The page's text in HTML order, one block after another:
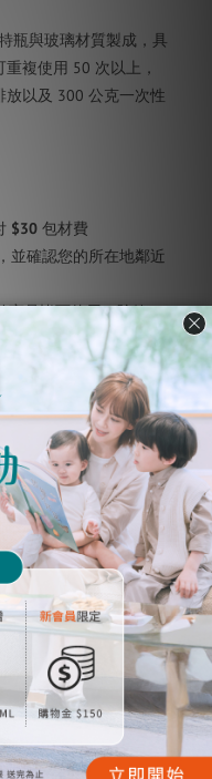
瓶與玻璃材質製成，具
複使用 50 次以上，
以及 300 公克一次性
$30 包材費
並確認您的所在地鄰近
商品皆可使用，除箱
車商品是否符合。
」，下單時選擇
示完成配客嘉歸還流程
或更換訂單內容，恕